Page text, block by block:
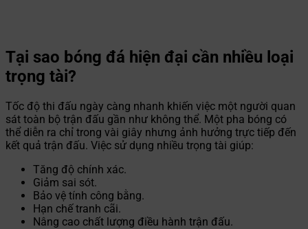
Tại sao bóng đá hiện đại cần nhiều loại
trọng tài?
Tốc độ thi đấu ngày càng nhanh khiến việc một người quan
sát toàn bộ trận đấu gần như không thể. Một pha bóng có
thể diễn ra chỉ trong vài giây nhưng ảnh hưởng trực tiếp đến
kết quả trận đấu. Việc sử dụng nhiều trọng tài giúp:
Tăng độ chính xác.
Giảm sai sót.
Bảo vệ tính công bằng.
Hạn chế tranh cãi.
Nâng cao chất lượng điều hành trận đấu.